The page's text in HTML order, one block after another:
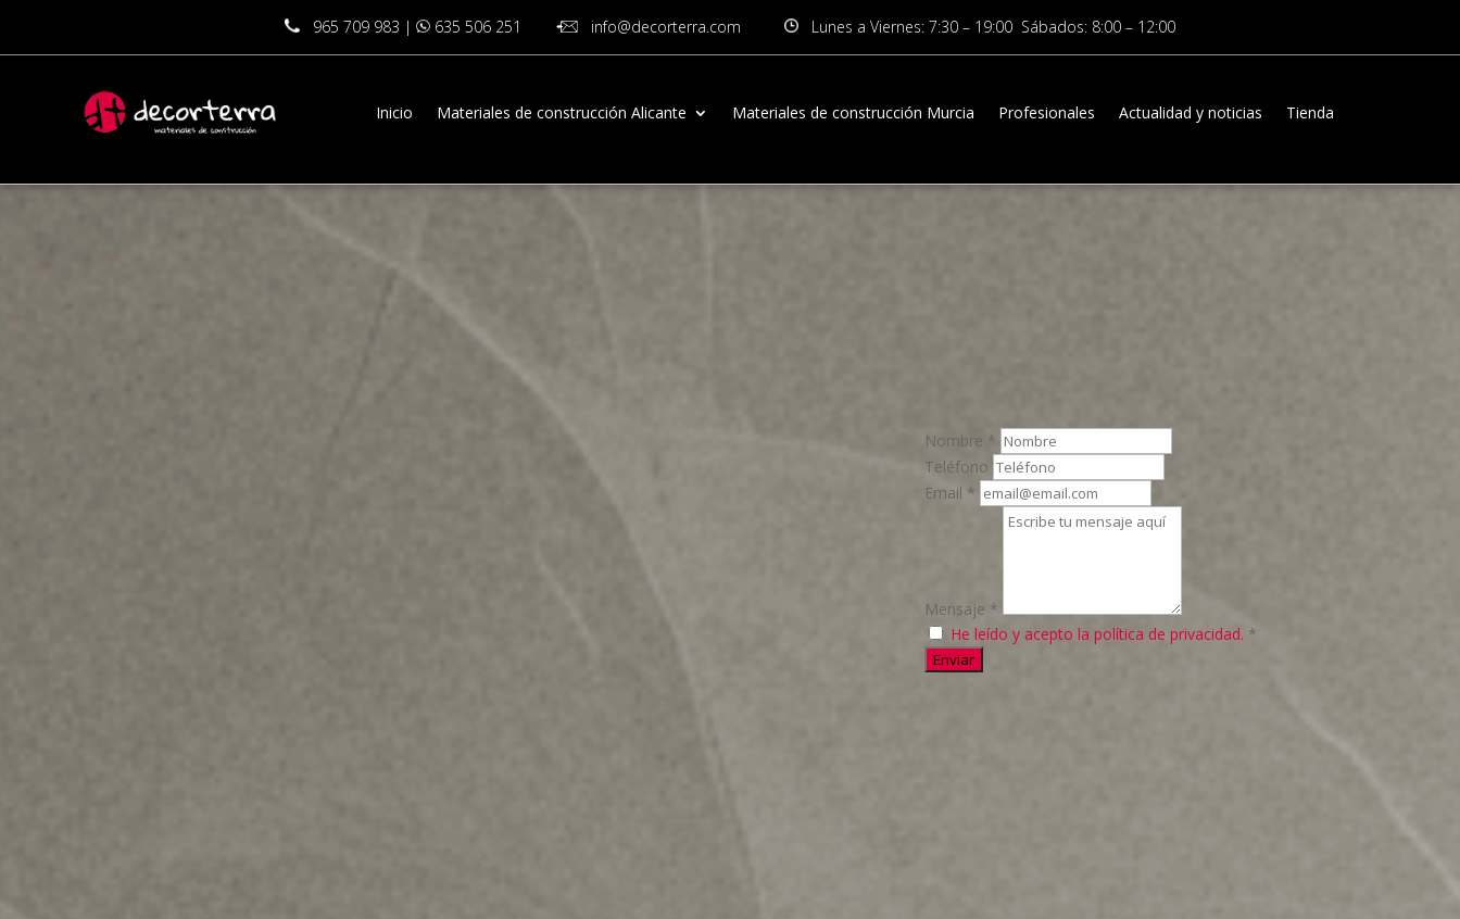
965 709 983 | 635 506 251 info@decorterra.com Lunes a Viernes: 7:30 – 19:00 Sábados: 8:00 – 12:00
Inicio Materiales de construcción Alicante Materiales de construcción Murcia Profesionales Actualidad y noticias Tienda
Azulejos en Murcia
Nombre *
Teléfono
Email *
Mensaje *
He leído y acepto la política de privacidad. *
Enviar